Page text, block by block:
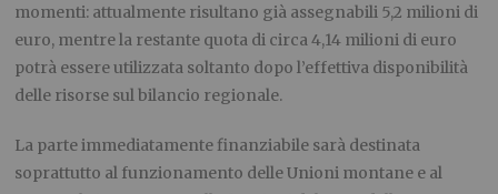
momenti: attualmente risultano già assegnabili 5,2 milioni di
euro, mentre la restante quota di circa 4,14 milioni di euro
potrà essere utilizzata soltanto dopo l’effettiva disponibilità
delle risorse sul bilancio regionale.
La parte immediatamente finanziabile sarà destinata
soprattutto al funzionamento delle Unioni montane e al